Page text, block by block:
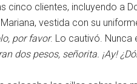
cinco clientes, incluyendo a
vestida con su
por favor. Lo cautivó. Nunca
dos pesos, señorita. ¡Ay!